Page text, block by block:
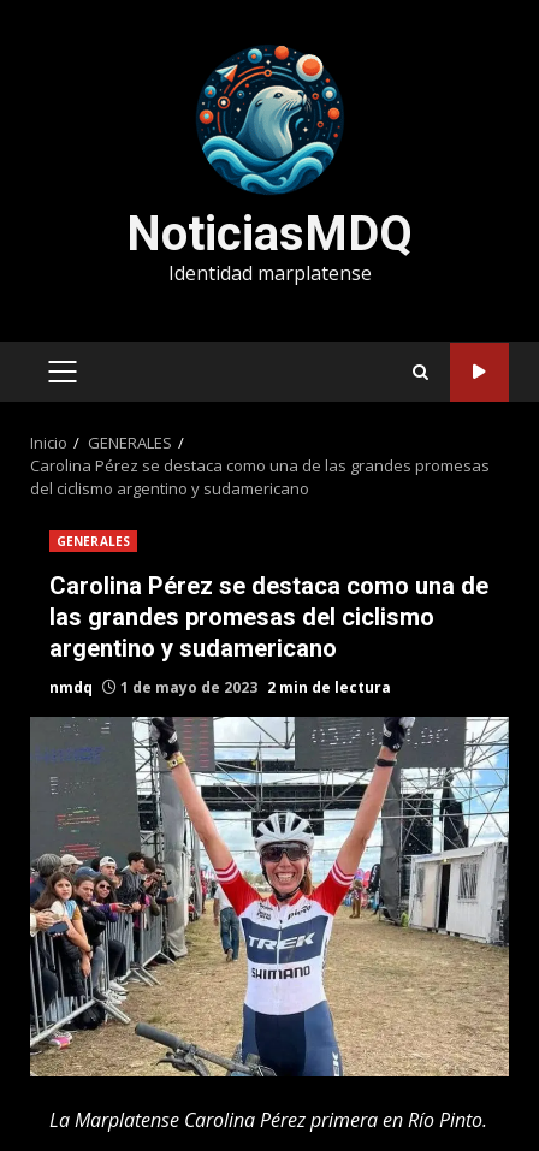
NoticiasMDQ
Identidad marplatense
MENÚ
Inicio
GENERALES
Carolina Pérez se destaca como una de las grandes promesas
del ciclismo argentino y sudamericano
GENERALES
Carolina Pérez se destaca como una de
las grandes promesas del ciclismo
argentino y sudamericano
nmdq 1 de mayo de 2023 2 min de lectura
La Marplatense Carolina Pérez primera en Río Pinto.